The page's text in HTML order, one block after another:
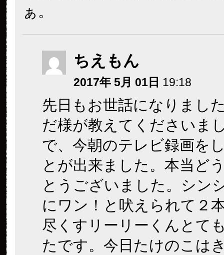
ぁ。
ちえもん
2017年 5月 01日 19:18
先日もお世話になりまし
だ様が教えてくださいま
で、今朝のテレビ録画を
とが出来ました。本当ど
とうございました。シン
にワン！と吠えられて２
尽くすリーリーくんとて
たです。今日たけのこは